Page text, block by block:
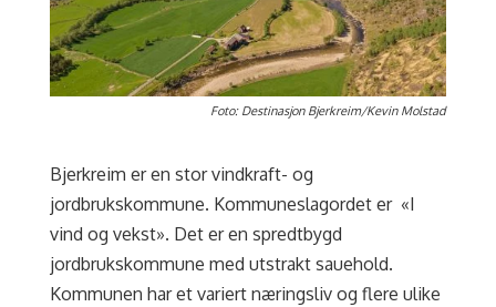
Foto: Destinasjon Bjerkreim/Kevin Molstad
Bjerkreim er en stor vindkraft- og
jordbrukskommune. Kommuneslagordet er «I
vind og vekst». Det er en spredtbygd
jordbrukskommune med utstrakt sauehold.
Kommunen har et variert næringsliv og flere ulike